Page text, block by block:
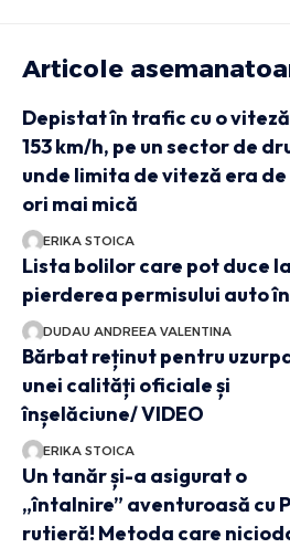
Articole
Depistat în trafic cu o
153 km/h, pe un sector de
unde limita de viteză era
ori mai mică
ERIKA STOICA
Lista bolilor care pot duce la
pierderea permisului auto
DUDAU ANDREEA VALENTINA
Bărbat reținut pentru
unei calități oficiale și
înșelăciune/ VIDEO
ERIKA STOICA
Un tanăr și-a asigurat o
„întalnire” aventuroasă cu
rutieră! Metoda care